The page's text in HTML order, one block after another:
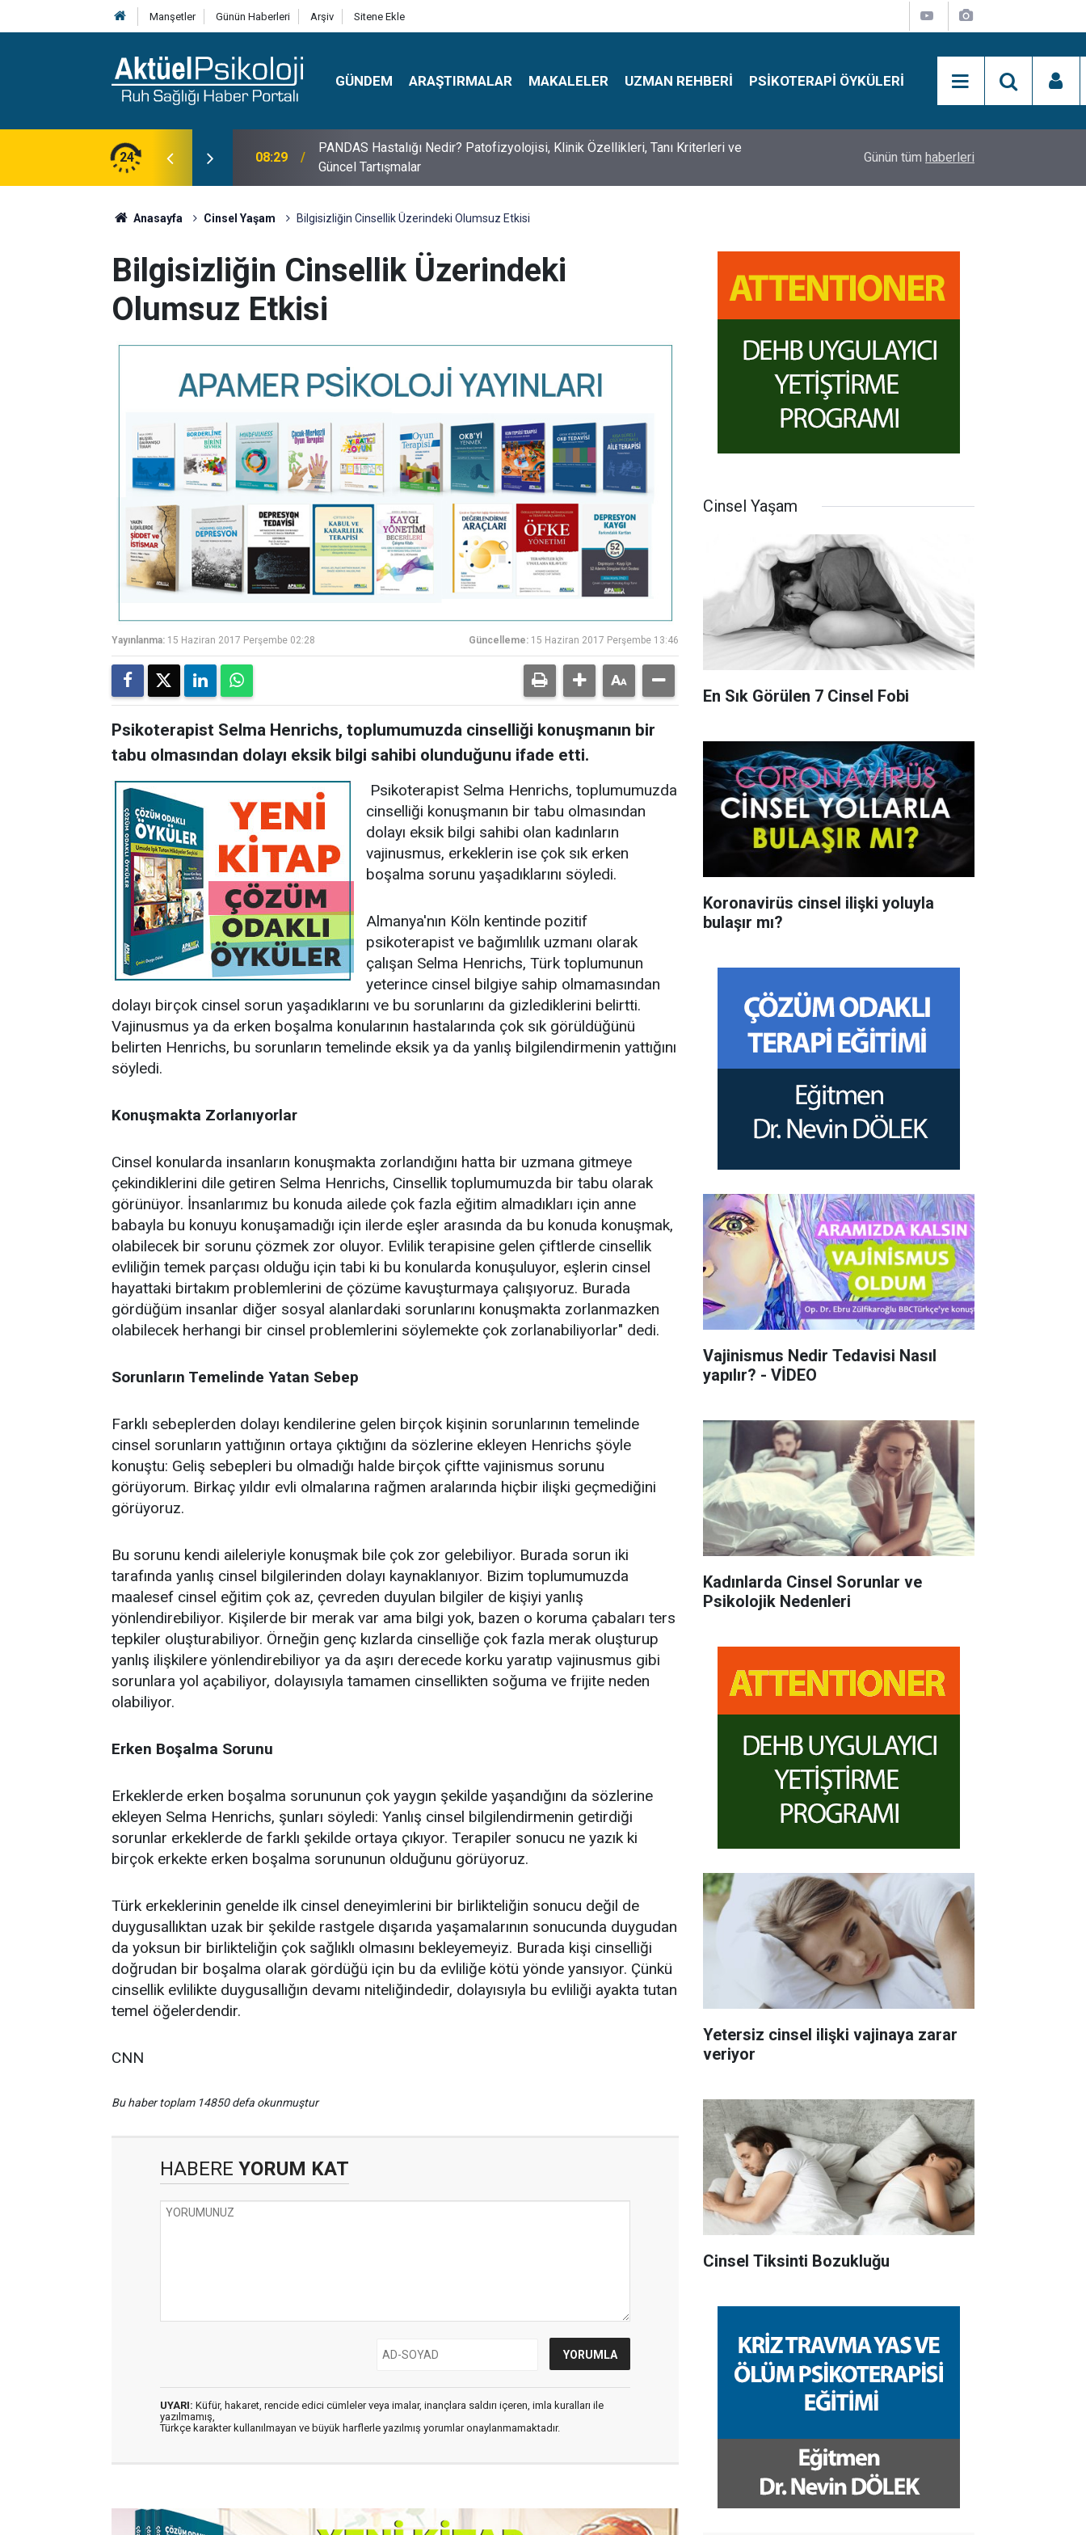
Manşetler Günün Haberleri Arşiv Sitene Ekle
GÜNDEM ARAŞTIRMALAR MAKALELER UZMAN REHBERI PSIKOTERAPI ÖYKÜLERI
24
Klinik Özellikleri, Tanı Kriterleri ve
10:30 10 Mayıs Psikologlar Günü Nasıl Ortaya Çıktı? 10 Mayıs Tarihinin Hikayesi Simon Says Dikkat Programı Nedir?
Günün tüm haberleri
Anasayfa Cinsel Yaşam Bilgisizliğin Cinsellik Üzerindeki Olumsuz Etkisi
Bilgisizliğin Cinsellik Üzerindeki
Olumsuz Etkisi
Yayınlanma: 15 Haziran 2017 Perşembe 02:28 Güncelleme: 15 Haziran 2017 Perşembe 13:46
Psikoterapist Selma Henrichs, toplumumuzda cinselliği konuşmanın bir
tabu olmasından dolayı eksik bilgi sahibi olunduğunu ifade etti.
Psikoterapist Selma Henrichs, toplumumuzda
cinselliği konuşmanın bir tabu olmasından
dolayı eksik bilgi sahibi olan kadınların
vajinusmus, erkeklerin ise çok sık erken
boşalma sorunu yaşadıklarını söyledi.
Almanya'nın Köln kentinde pozitif
psikoterapist ve bağımlılık uzmanı olarak
çalışan Selma Henrichs, Türk toplumunun
yeterince cinsel bilgiye sahip olmamasından
dolayı birçok cinsel sorun yaşadıklarını ve bu sorunlarını da gizlediklerini belirtti.
Vajinusmus ya da erken boşalma konularının hastalarında çok sık görüldüğünü
belirten Henrichs, bu sorunların temelinde eksik ya da yanlış bilgilendirmenin yattığını
söyledi.
Konuşmakta Zorlanıyorlar
Cinsel konularda insanların konuşmakta zorlandığını hatta bir uzmana gitmeye
çekindiklerini dile getiren Selma Henrichs, Cinsellik toplumumuzda bir tabu olarak
görünüyor. İnsanlarımız bu konuda ailede çok fazla eğitim almadıkları için anne
babayla bu konuyu konuşamadığı için ilerde eşler arasında da bu konuda konuşmak,
olabilecek bir sorunu çözmek zor oluyor. Evlilik terapisine gelen çiftlerde cinsellik
evliliğin temek parçası olduğu için tabi ki bu konularda konuşuluyor, eşlerin cinsel
hayattaki birtakım problemlerini de çözüme kavuşturmaya çalışıyoruz. Burada
gördüğüm insanlar diğer sosyal alanlardaki sorunlarını konuşmakta zorlanmazken
olabilecek herhangi bir cinsel problemlerini söylemekte çok zorlanabiliyorlar" dedi.
Sorunların Temelinde Yatan Sebep
Farklı sebeplerden dolayı kendilerine gelen birçok kişinin sorunlarının temelinde
cinsel sorunların yattığının ortaya çıktığını da sözlerine ekleyen Henrichs şöyle
konuştu: Geliş sebepleri bu olmadığı halde birçok çiftte vajinismus sorunu
görüyorum. Birkaç yıldır evli olmalarına rağmen aralarında hiçbir ilişki geçmediğini
görüyoruz.
Bu sorunu kendi aileleriyle konuşmak bile çok zor gelebiliyor. Burada sorun iki
tarafında yanlış cinsel bilgilerinden dolayı kaynaklanıyor. Bizim toplumumuzda
maalesef cinsel eğitim çok az, çevreden duyulan bilgiler de kişiyi yanlış
yönlendirebiliyor. Kişilerde bir merak var ama bilgi yok, bazen o koruma çabaları ters
tepkiler oluşturabiliyor. Örneğin genç kızlarda cinselliğe çok fazla merak oluşturup
yanlış ilişkilere yönlendirebiliyor ya da aşırı derecede korku yaratıp vajinusmus gibi
sorunlara yol açabiliyor, dolayısıyla tamamen cinsellikten soğuma ve frijite neden
olabiliyor.
Erken Boşalma Sorunu
Erkeklerde erken boşalma sorununun çok yaygın şekilde yaşandığını da sözlerine
ekleyen Selma Henrichs, şunları söyledi: Yanlış cinsel bilgilendirmenin getirdiği
sorunlar erkeklerde de farklı şekilde ortaya çıkıyor. Terapiler sonucu ne yazık ki
birçok erkekte erken boşalma sorununun olduğunu görüyoruz.
Türk erkeklerinin genelde ilk cinsel deneyimlerini bir birlikteliğin sonucu değil de
duygusallıktan uzak bir şekilde rastgele dışarıda yaşamalarının sonucunda duygudan
da yoksun bir birlikteliğin çok sağlıklı olmasını bekleyemeyiz. Burada kişi cinselliği
doğrudan bir boşalma olarak gördüğü için bu da evliliğe kötü yönde yansıyor. Çünkü
cinsellik evlilikte duygusallığın devamı niteliğindedir, dolayısıyla bu evliliği ayakta tutan
temel öğelerdendir.
CNN
Bu haber toplam 14850 defa okunmuştur
HABERE YORUM KAT
UYARI: Küfür, hakaret, rencide edici cümleler veya imalar, inançlara saldırı içeren, imla kuralları ile
yazılmamış,
Türkçe karakter kullanılmayan ve büyük harflerle yazılmış yorumlar onaylanmamaktadır.
Cinsel Yaşam
En Sık Görülen 7 Cinsel Fobi
Koronavirüs cinsel ilişki yoluyla
bulaşır mı?
Vajinismus Nedir Tedavisi Nasıl
yapılır? - VİDEO
Kadınlarda Cinsel Sorunlar ve
Psikolojik Nedenleri
Yetersiz cinsel ilişki vajinaya zarar
veriyor
Cinsel Tiksinti Bozukluğu